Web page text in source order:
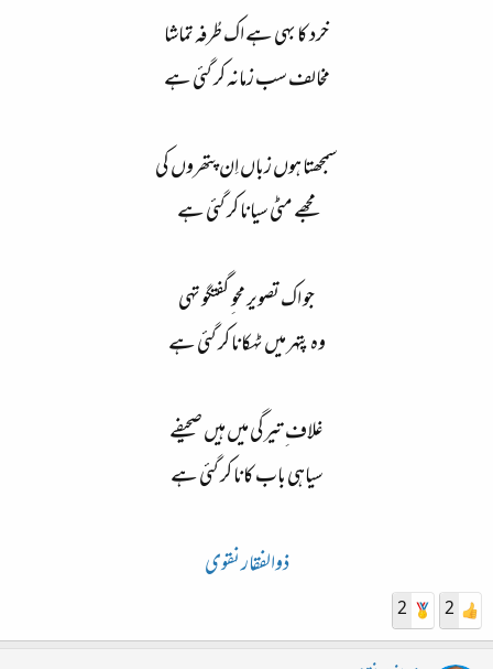
خرد کا بهی ہے اک طُرفہ تماشا
مخالف سب زمانہ کر گئی ہے
سمجھتا ہوں زباں اِن پتھروں کی
مجھے مٹی سیانا کر گئی ہے
جو اک تصویر محو ِ گفتگو تهی
وہ پتهر میں ٹهکانا کر گئی ہے
غلاف ِ تیرگی میں ہیں صحیفے
سیاہی باب کانا کر گئی ہے
ذوالفقار نقوی
2
2